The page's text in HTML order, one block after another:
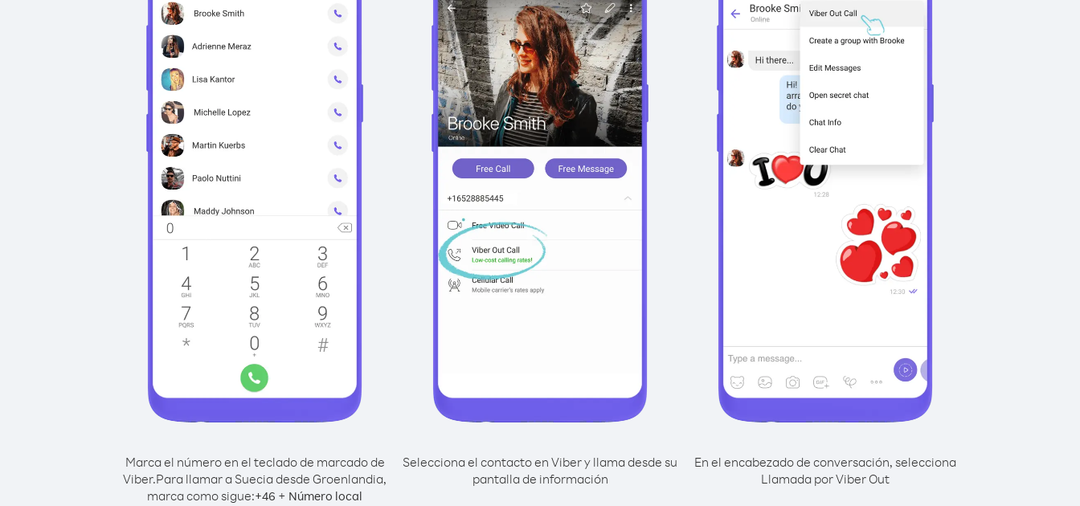
Marca el número en el teclado de marcado de
Viber.Para llamar a Suecia desde Groenlandia,
marca como sigue:+46 + Número local
Selecciona el contacto en Viber y llama desde su
pantalla de información
En el encabezado de conversación, selecciona
Llamada por Viber Out